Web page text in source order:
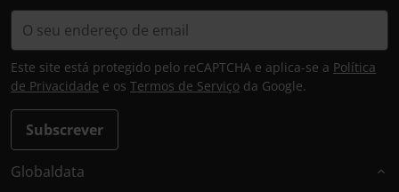
Subscrever
Este site está protegido pelo reCAPTCHA e aplica-se a Política
de Privacidade e os Termos de Serviço da Google.
Globaldata